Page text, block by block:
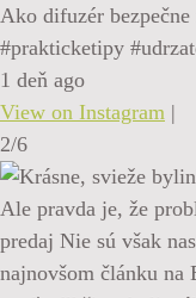
Ako difuzér
#prakticketipy
1 deň ago
View on Instagram |
2/6